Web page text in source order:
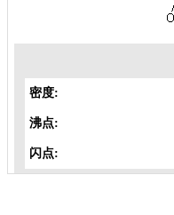
密度:
沸点:
闪点: